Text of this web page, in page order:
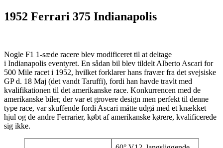
1952 Ferrari 375 Indianapolis
Nogle F1 1-sæde racere blev modificeret til at deltage
i Indianapolis eventyret. En sådan bil blev tildelt Alberto Ascari for
500 Mile racet i 1952, hvilket forklarer hans fravær fra det svejsiske
GP d. 18 Maj (det vandt Taruffi), fordi han havde travlt med
kvalifikationen til det amerikanske race. Konkurrencen med de
amerikanske biler, der var et grovere design men perfekt til denne
type race, var skuffende fordi Ascari måtte udgå med et knækket
hjul og de andre Ferrarier, købt af amerikanske kørere, kvalificerede
sig ikke.